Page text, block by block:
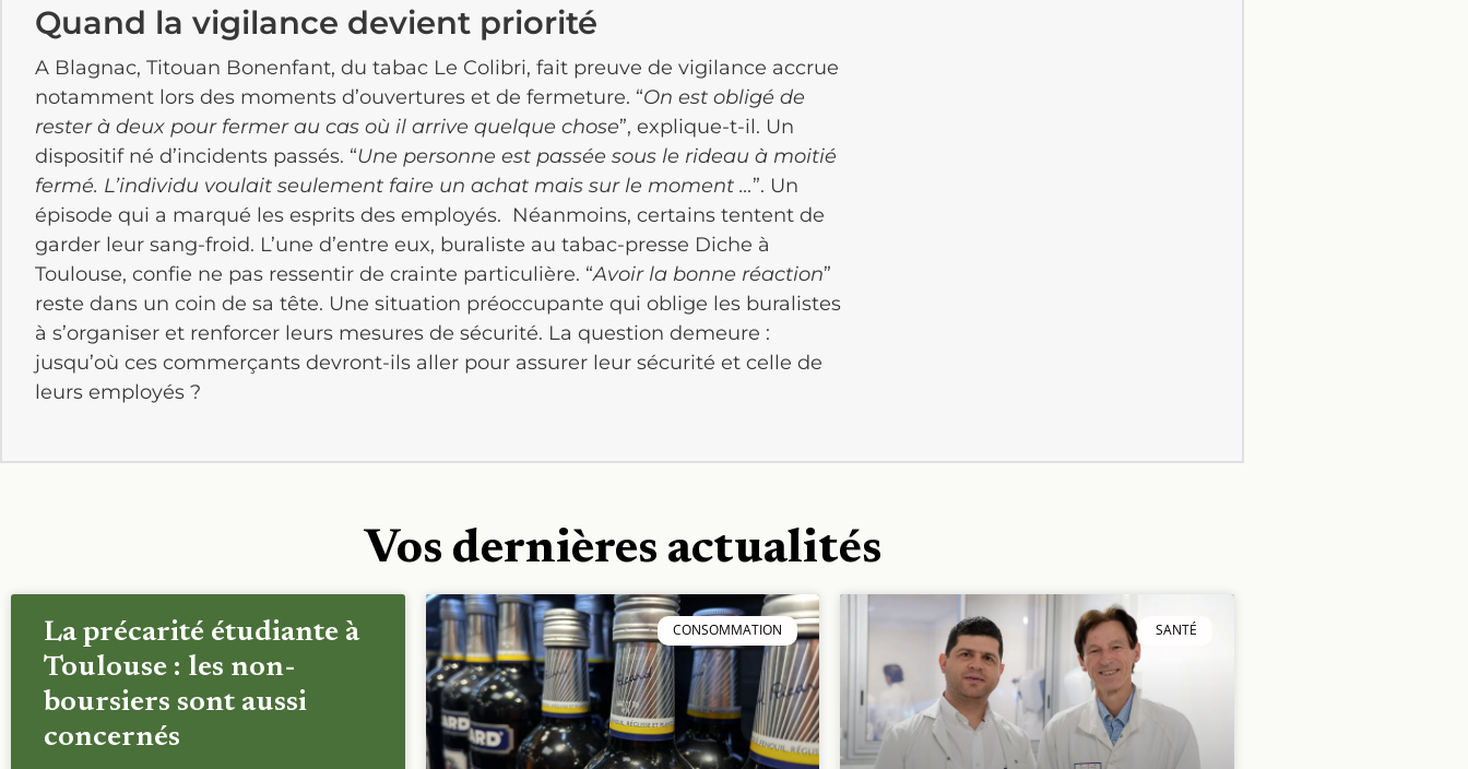
Quand la vigilance devient priorité
A Blagnac, Titouan Bonenfant, du tabac Le Colibri, fait preuve de vigilance accrue
notamment lors des moments d’ouvertures et de fermeture. “On est obligé de
rester à deux pour fermer au cas où il arrive quelque chose”, explique-t-il. Un
dispositif né d’incidents passés. “Une personne est passée sous le rideau à moitié
fermé. L’individu voulait seulement faire un achat mais sur le moment …”. Un
épisode qui a marqué les esprits des employés. Néanmoins, certains tentent de
garder leur sang-froid. L’une d’entre eux, buraliste au tabac-presse Diche à
Toulouse, confie ne pas ressentir de crainte particulière. “Avoir la bonne réaction”
reste dans un coin de sa tête. Une situation préoccupante qui oblige les buralistes
à s’organiser et renforcer leurs mesures de sécurité. La question demeure :
jusqu’où ces commerçants devront-ils aller pour assurer leur sécurité et celle de
leurs employés ?
Vos dernières actualités
La précarité étudiante à
Toulouse : les non-
boursiers sont aussi
concernés
CONSOMMATION SANTÉ